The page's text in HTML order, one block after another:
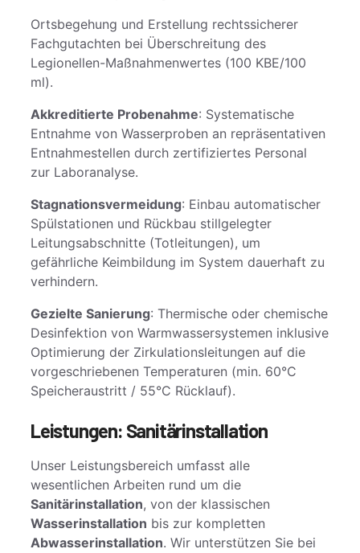
Ortsbegehung und Erstellung rechtssicherer
Fachgutachten bei Überschreitung des
Legionellen-Maßnahmenwertes (100 KBE/100
ml).
Akkreditierte Probenahme: Systematische
Entnahme von Wasserproben an repräsentativen
Entnahmestellen durch zertifiziertes Personal
zur Laboranalyse.
Stagnationsvermeidung: Einbau automatischer
Spülstationen und Rückbau stillgelegter
Leitungsabschnitte (Totleitungen), um
gefährliche Keimbildung im System dauerhaft zu
verhindern.
Gezielte Sanierung: Thermische oder chemische
Desinfektion von Warmwassersystemen inklusive
Optimierung der Zirkulationsleitungen auf die
vorgeschriebenen Temperaturen (min. 60°C
Speicheraustritt / 55°C Rücklauf).
Leistungen: Sanitärinstallation
Unser Leistungsbereich umfasst alle
wesentlichen Arbeiten rund um die
Sanitärinstallation, von der klassischen
Wasserinstallation bis zur kompletten
Abwasserinstallation. Wir unterstützen Sie bei